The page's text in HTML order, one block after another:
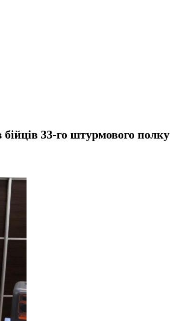
33-го штурмового полку